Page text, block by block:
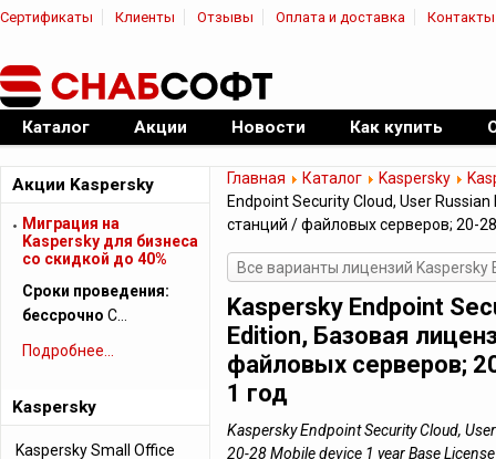
Сертификаты Клиенты Отзывы Оплата и доставка Контакты
Официальный дилер ПО
Каталог Акции Новости Как купить
Главная Каталог Kaspersky
Endpoint Security Cloud, User
станций / файловых серверов; 20-
Все варианты лицензий Kaspersky
Kaspersky Endpoint
Edition, Базовая
файловых серверов;
1 год
Kaspersky Endpoint Security Cloud,
20-28 Mobile device 1 year Base
Акции Kaspersky
Миграция на
Kaspersky для бизнеса
cо скидкой до 40%
Сроки проведения:
бессрочно С…
Подробнее...
Kaspersky
Kaspersky Small Office